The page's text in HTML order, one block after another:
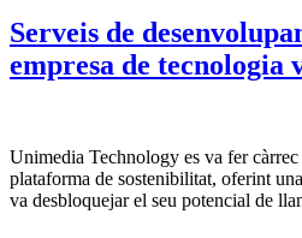
Serveis de
empresa de tecnologia
Unimedia Technology es va fer càrrec
plataforma de sostenibilitat, oferint
va desbloquejar el seu potencial de